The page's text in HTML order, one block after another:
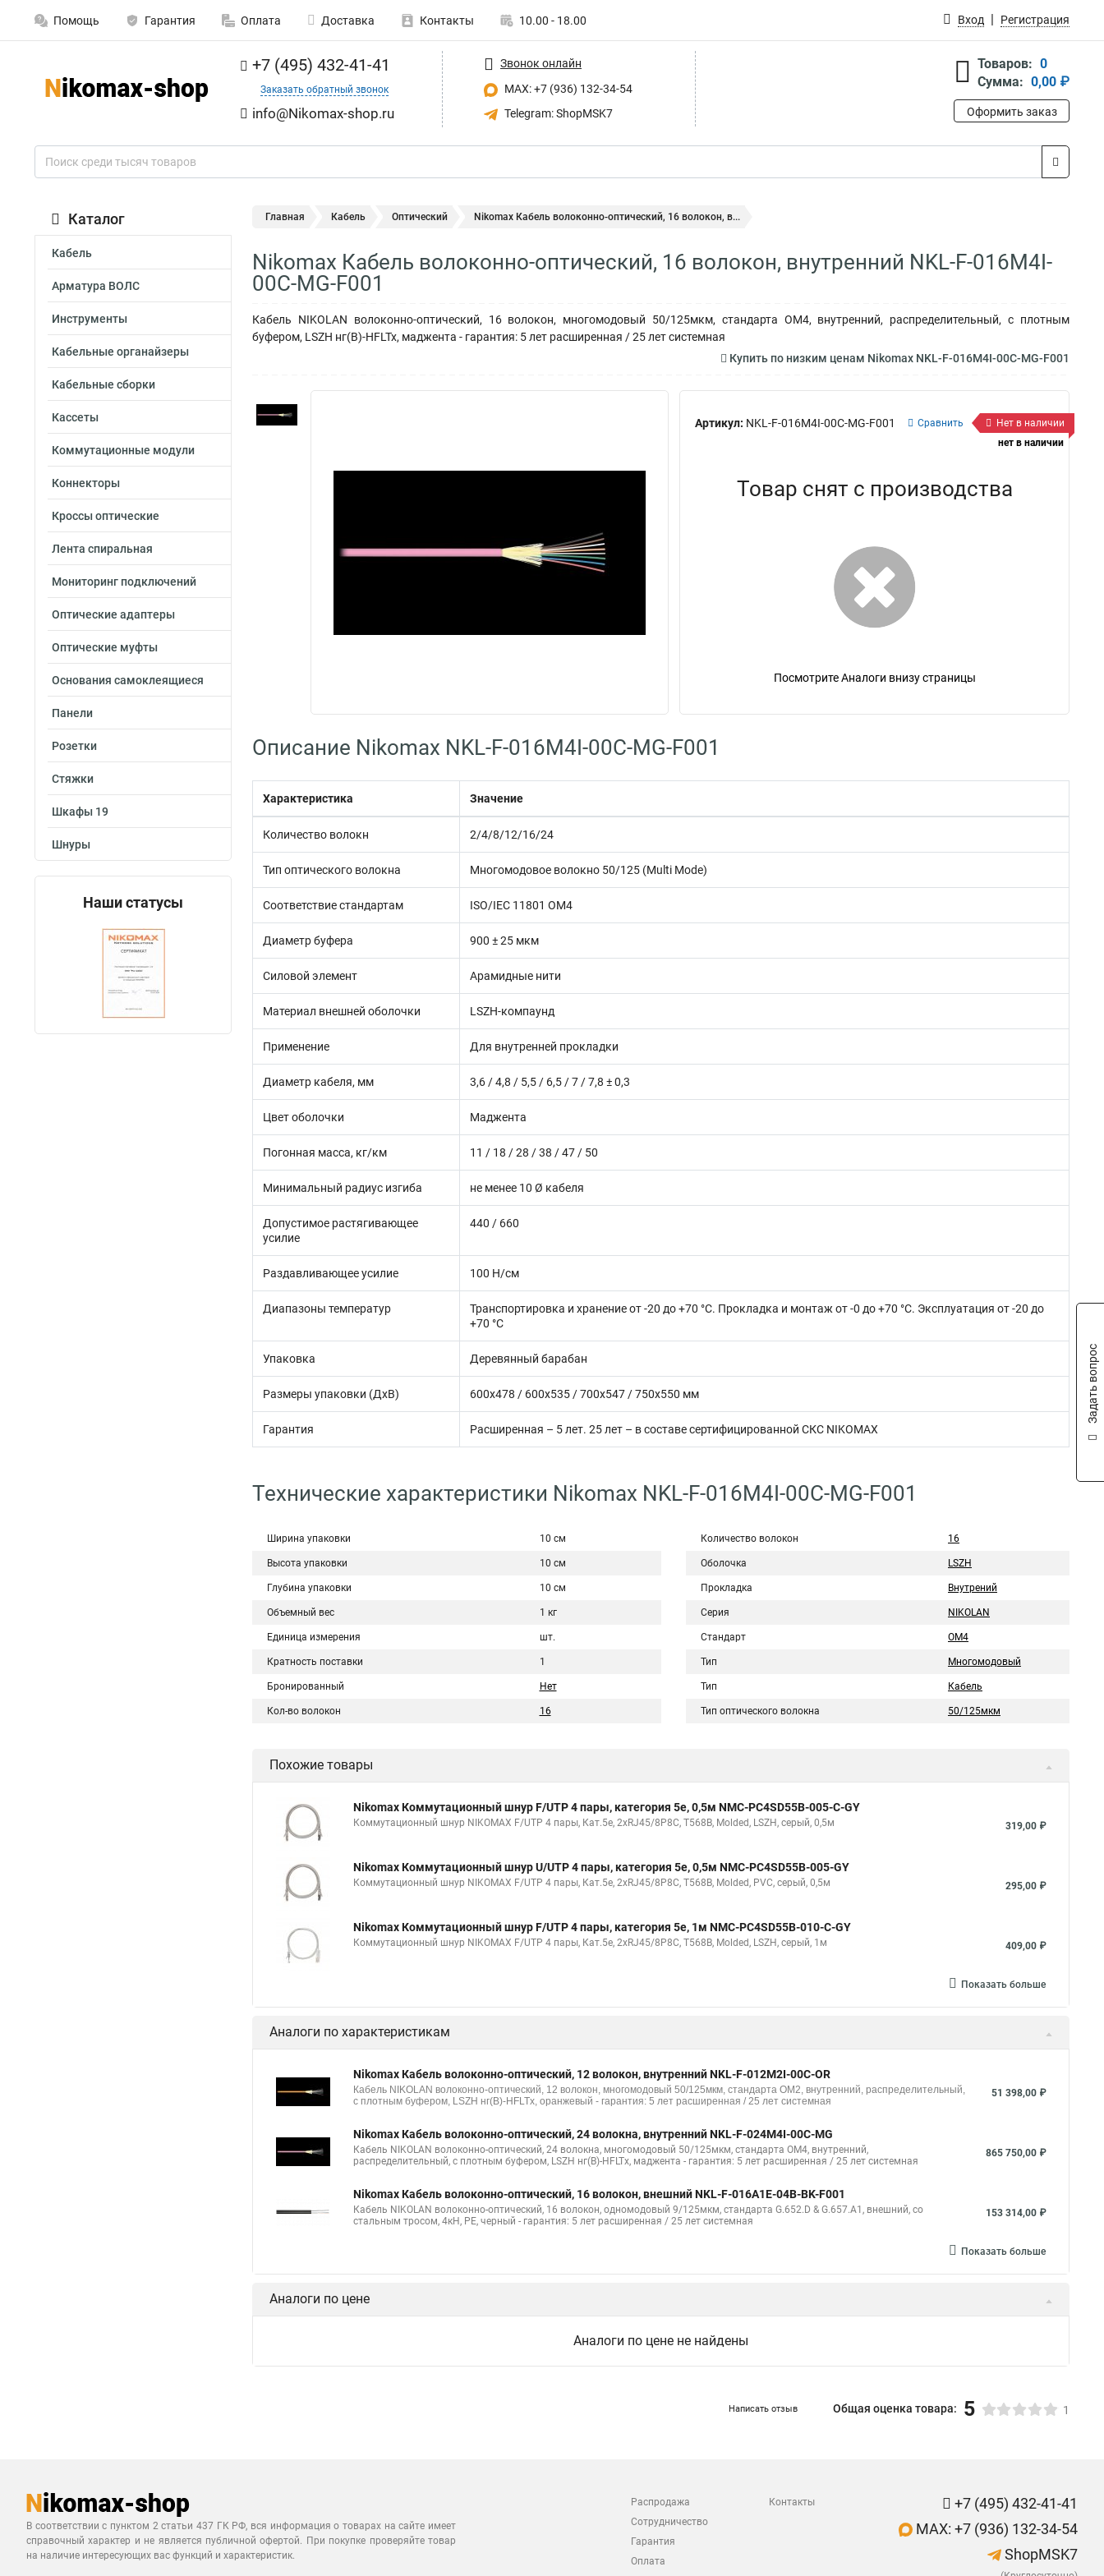
Помощь Гарантия Оплата Доставка Контакты 10.00 - 18.00 Вход Регистрация
+7 (495) 432-41-41
Заказать обратный звонок
info@Nikomax-shop.ru
Звонок онлайн
MAX: +7 (936) 132-34-54
Telegram: ShopMSK7
Товаров: 0
Сумма: 0,00 ₽
Оформить заказ
Каталог
Кабель
Арматура ВОЛС
Инструменты
Кабельные органайзеры
Кабельные сборки
Кассеты
Коммутационные модули
Коннекторы
Кроссы оптические
Лента спиральная
Мониторинг подключений
Оптические адаптеры
Оптические муфты
Основания самоклеящиеся
Панели
Розетки
Стяжки
Шкафы 19
Шнуры
Наши статусы
Главная Кабель Оптический Nikomax Кабель волоконно-оптический, 16 волокон, в...
Nikomax Кабель волоконно-оптический, 16 волокон, внутренний NKL-F-016M4I-
00C-MG-F001
Кабель NIKOLAN волоконно-оптический, 16 волокон, многомодовый 50/125мкм, стандарта ОМ4, внутренний, распределительный, с плотным
буфером, LSZH нг(B)-HFLTx, маджента - гарантия: 5 лет расширенная / 25 лет системная
Купить по низким ценам Nikomax NKL-F-016M4I-00C-MG-F001
Артикул: NKL-F-016M4I-00C-MG-F001 Сравнить
Нет в наличии
нет в наличии
Товар снят с производства
Посмотрите Аналоги внизу страницы
Описание Nikomax NKL-F-016M4I-00C-MG-F001
Характеристика Значение
Количество волокн 2/4/8/12/16/24
Тип оптического волокна Многомодовое волокно 50/125 (Multi Mode)
Соответствие стандартам ISO/IEC 11801 OM4
Диаметр буфера 900 ± 25 мкм
Силовой элемент Арамидные нити
Материал внешней оболочки LSZH-компаунд
Применение Для внутренней прокладки
Диаметр кабеля, мм 3,6 / 4,8 / 5,5 / 6,5 / 7 / 7,8 ± 0,3
Цвет оболочки Маджента
Погонная масса, кг/км 11 / 18 / 28 / 38 / 47 / 50
Минимальный радиус изгиба не менее 10 Ø кабеля
Допустимое растягивающее
усилие
440 / 660
Раздавливающее усилие 100 Н/cм
Диапазоны температур
Транспортировка и хранение от -20 до +70 °C. Прокладка и монтаж от -0 до +70 °C. Эксплуатация от -20 до
+70 °C
Упаковка Деревянный барабан
Размеры упаковки (ДхВ) 600x478 / 600x535 / 700x547 / 750x550 мм
Гарантия Расширенная – 5 лет. 25 лет – в составе сертифицированной СКС NIKOMAX
Технические характеристики Nikomax NKL-F-016M4I-00C-MG-F001
Ширина упаковки 10 см
Высота упаковки 10 см
Глубина упаковки 10 см
Объемный вес 1 кг
Единица измерения шт.
Кратность поставки 1
Бронированный Нет
Кол-во волокон 16
Количество волокон 16
Оболочка LSZH
Прокладка Внутрений
Серия NIKOLAN
Стандарт ОМ4
Тип Многомодовый
Тип Кабель
Тип оптического волокна 50/125мкм
Похожие товары
Nikomax Коммутационный шнур F/UTP 4 пары, категория 5е, 0,5м NMC-PC4SD55B-005-C-GY
Коммутационный шнур NIKOMAX F/UTP 4 пары, Кат.5е, 2хRJ45/8P8C, T568B, Molded, LSZH, серый, 0,5м 319,00 ₽
Nikomax Коммутационный шнур U/UTP 4 пары, категория 5е, 0,5м NMC-PC4SD55B-005-GY
Коммутационный шнур NIKOMAX F/UTP 4 пары, Кат.5е, 2хRJ45/8P8C, T568B, Molded, PVC, серый, 0,5м 295,00 ₽
Nikomax Коммутационный шнур F/UTP 4 пары, категория 5е, 1м NMC-PC4SD55B-010-C-GY
Коммутационный шнур NIKOMAX F/UTP 4 пары, Кат.5е, 2хRJ45/8P8C, T568B, Molded, LSZH, серый, 1м 409,00 ₽
Показать больше
Аналоги по характеристикам
Nikomax Кабель волоконно-оптический, 12 волокон, внутренний NKL-F-012M2I-00C-OR
Кабель NIKOLAN волоконно-оптический, 12 волокон, многомодовый 50/125мкм, стандарта ОМ2, внутренний, распределительный,
с плотным буфером, LSZH нг(B)-HFLTx, оранжевый - гарантия: 5 лет расширенная / 25 лет системная
51 398,00 ₽
Nikomax Кабель волоконно-оптический, 24 волокна, внутренний NKL-F-024M4I-00C-MG
Кабель NIKOLAN волоконно-оптический, 24 волокна, многомодовый 50/125мкм, стандарта ОМ4, внутренний,
распределительный, с плотным буфером, LSZH нг(B)-HFLTx, маджента - гарантия: 5 лет расширенная / 25 лет системная
865 750,00 ₽
Nikomax Кабель волоконно-оптический, 16 волокон, внешний NKL-F-016A1E-04B-BK-F001
Кабель NIKOLAN волоконно-оптический, 16 волокон, одномодовый 9/125мкм, стандарта G.652.D & G.657.A1, внешний, со
стальным тросом, 4кН, PE, черный - гарантия: 5 лет расширенная / 25 лет системная
153 314,00 ₽
Показать больше
Аналоги по цене
Аналоги по цене не найдены
Написать отзыв Общая оценка товара: 5 1
В соответствии с пунктом 2 статьи 437 ГК РФ, вся информация о товарах на сайте имеет
справочный характер и не является публичной офертой. При покупке проверяйте товар
на наличие интересующих вас функций и характеристик.
Распродажа
Сотрудничество
Гарантия
Оплата
Контакты
+7 (495) 432-41-41
MAX: +7 (936) 132-34-54
ShopMSK7
Задать вопрос